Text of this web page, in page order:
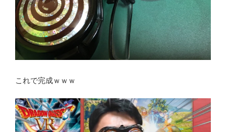
これで完成ｗｗｗ